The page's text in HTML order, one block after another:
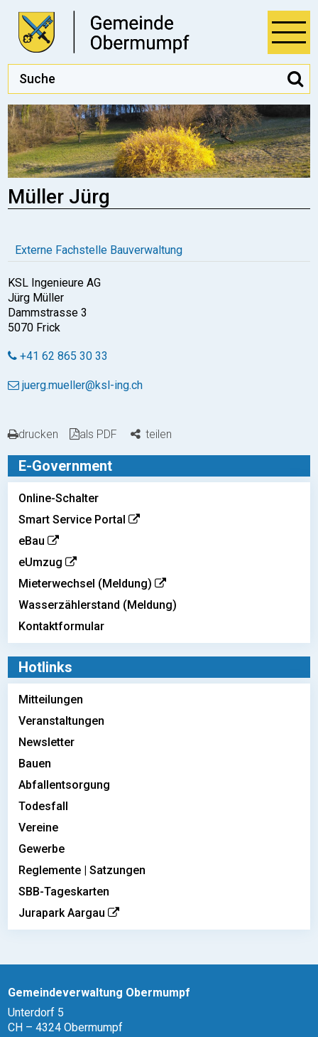
Suchbegriff
Hauptnavigation
Müller Jürg
Externe Fachstelle Bauverwaltung
KSL Ingenieure AG
Jürg Müller
Dammstrasse 3
5070 Frick
+41 62 865 30 33
juerg.mueller@ksl-ing.ch
drucken als PDF teilen
E-Government
Online-Schalter
Smart Service Portal
eBau
eUmzug
Mieterwechsel (Meldung)
Wasserzählerstand (Meldung)
Kontaktformular
Hotlinks
Mitteilungen
Veranstaltungen
Newsletter
Bauen
Abfallentsorgung
Todesfall
Vereine
Gewerbe
Reglemente | Satzungen
SBB-Tageskarten
Jurapark Aargau
Gemeindeverwaltung Obermumpf
Unterdorf 5
CH – 4324 Obermumpf